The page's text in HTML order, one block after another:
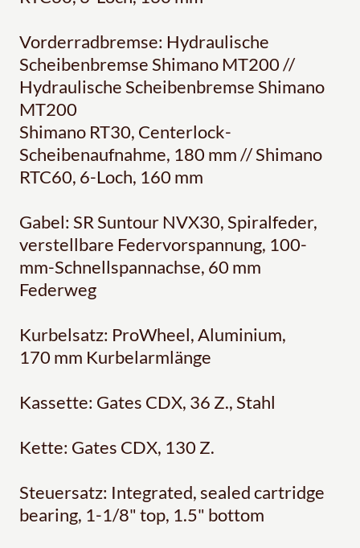
Vorderradbremse: Hydraulische
Scheibenbremse Shimano MT200 //
Hydraulische Scheibenbremse Shimano
MT200
Shimano RT30, Centerlock-
Scheibenaufnahme, 180 mm // Shimano
RTC60, 6-Loch, 160 mm
Gabel: SR Suntour NVX30, Spiralfeder,
verstellbare Federvorspannung, 100-
mm-Schnellspannachse, 60 mm
Federweg
Kurbelsatz: ProWheel, Aluminium,
170 mm Kurbelarmlänge
Kassette: Gates CDX, 36 Z., Stahl
Kette: Gates CDX, 130 Z.
Steuersatz: Integrated, sealed cartridge
bearing, 1-1/8" top, 1.5" bottom